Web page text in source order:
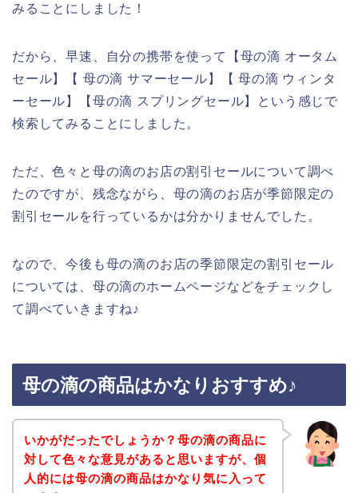
みることにしました！
だから、早速、自分の携帯を使って【母の滴 オータム
セール】【 母の滴 サマーセール】【 母の滴 ウィンタ
ーセール】【母の滴 スプリングセール】という感じで
検索してみることにしました。
ただ、色々と母の滴のお店の割引セールについて調べ
たのですが、残念ながら、母の滴のお店が季節限定の
割引セールを行っているかは分かりませんでした。
なので、今後も母の滴のお店の季節限定の割引セール
については、母の滴のホームページなどをチェックし
て調べていきますね♪
母の滴の商品はかなりおすすめ♪
いかがだったでしょうか？母の滴の商品に
対して色々な意見があると思いますが、個
人的には母の滴の商品はかなり気に入って